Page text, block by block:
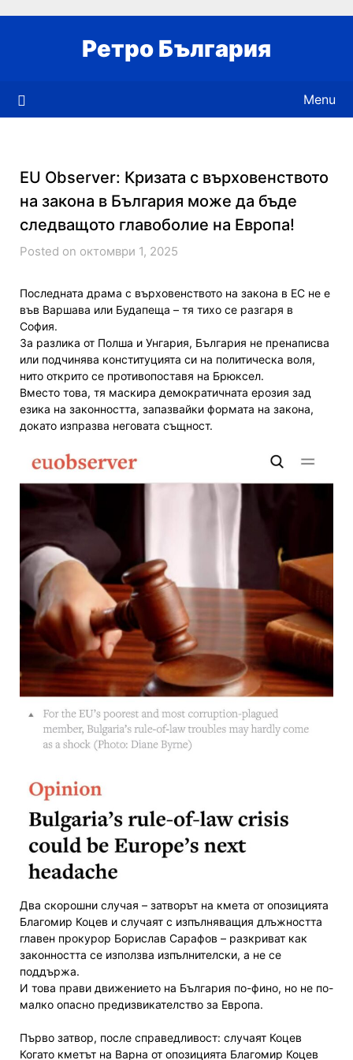
Ретро България
Menu
EU Observer: Кризата с върховенството
на закона в България може да бъде
следващото главоболие на Европа!
Posted on октомври 1, 2025
Последната драма с върховенството на закона в ЕС не е
във Варшава или Будапеща – тя тихо се разгаря в
София.
За разлика от Полша и Унгария, България не пренаписва
или подчинява конституцията си на политическа воля,
нито открито се противопоставя на Брюксел.
Вместо това, тя маскира демократичната ерозия зад
езика на законността, запазвайки формата на закона,
докато изпразва неговата същност.
Два скорошни случая – затворът на кмета от опозицията
Благомир Коцев и случаят с изпълняващия длъжността
главен прокурор Борислав Сарафов – разкриват как
законността се използва изпълнителски, а не се
поддържа.
И това прави движението на България по-фино, но не по-
малко опасно предизвикателство за Европа.
Първо затвор, после справедливост: случаят Коцев
Когато кметът на Варна от опозицията Благомир Коцев